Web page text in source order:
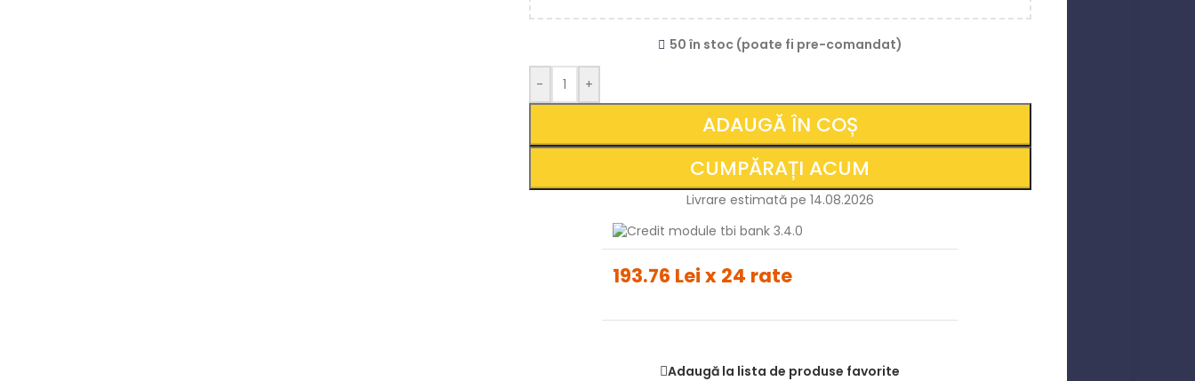
50 în stoc (poate fi pre-comandat)
- +
ADAUGĂ ÎN COȘ
CUMPĂRAȚI ACUM
Livrare estimată pe 14.08.2026
193.76 Lei x 24 rate
Adaugă la lista de produse favorite